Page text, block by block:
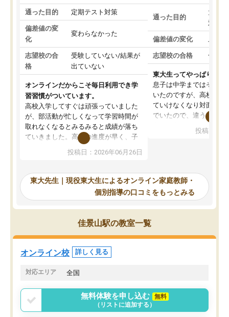
通った目的 定期テスト対策
偏差値の変
化
変わらなかった
志望校の合
格
受験していない/結果が
出ていない
オンラインだからこそ毎日利用でき学
習習慣がついています。
高校入学してすぐは頑張っていました
が、部活動が忙しくなって学習時間が
取れなくなるとみるみると成績が落ち
ていきました。高校の進度が早く、子
供も家に帰って勉強の話すると嫌な反
応を示します。東大先生にお願いして
れるので、親としても安心です。毎日
使える自習室とかもあり、わからない
ところがあれば先生が回答してくれる
のも重宝しています。
投稿日：2026年06月26日
通った目的
大学
対策
偏差値の変化
志望校の合格 合格
東大生ってやっぱりすご
息子は中学まではそこそ
いたのですが、高校に入
ていけなくなり対面の塾
でいたので、違うアプロ
で、当初は模試でD判定
自習室が毎日使えていつ
るのが心強かったよう
謝です。
投稿日：
東大先生｜現役東大生によるオンライン家庭教師・
個別指導の口コミをもっとみる
佳景山駅の教室一覧
オンライン校 詳しく見る
対応エリア 全国
無料体験を申し込む
無料
（リストに追加する）